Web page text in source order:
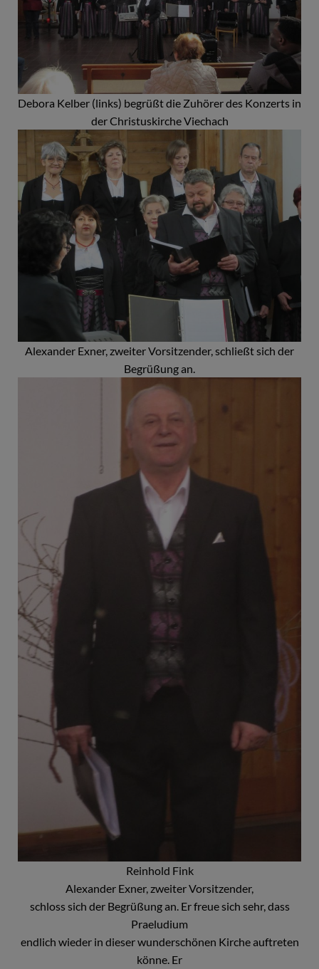
Debora Kelber (links) begrüßt die Zuhörer des Konzerts in
der Christuskirche Viechach
Alexander Exner, zweiter Vorsitzender, schließt sich der
Begrüßung an.
Reinhold Fink
Alexander Exner, zweiter Vorsitzender,
schloss sich der Begrüßung an. Er freue sich sehr, dass
Praeludium
endlich wieder in dieser wunderschönen Kirche auftreten
könne. Er